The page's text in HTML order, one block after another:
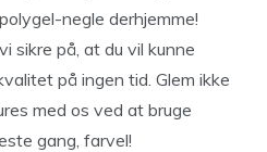
negle derhjemme!
sikre på, at du vil kunne
på ingen tid. Glem ikke
med os ved at bruge
gang, farvel!